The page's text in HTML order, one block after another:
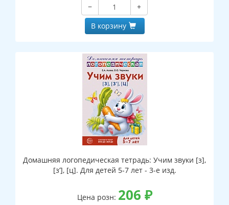
−
+
В корзину
Домашняя логопедическая тетрадь: Учим звуки [з],
[з’], [ц]. Для детей 5-7 лет - 3-е изд.
Цена розн: 206 ₽